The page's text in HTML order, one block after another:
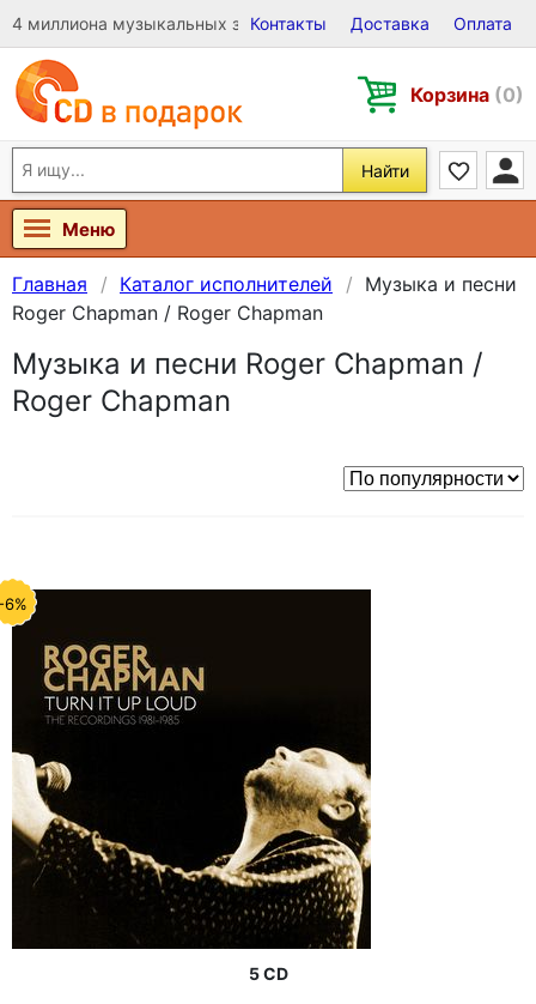
4 миллиона музыкальных записей на Виниле, CD и DVD
Контакты Доставка Оплата
Корзина (0)
Найти
Меню
Главная Каталог исполнителей
Музыка и песни
Roger Chapman / Roger Chapman
Музыка и песни Roger Chapman /
Roger Chapman
6%
5 CD